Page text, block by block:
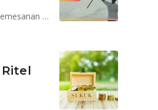
Target pemesanan naik menjadi Rp12 triliun dari sebelumnya Rp10 triliun, masa pemesanan tinggal 6 hari